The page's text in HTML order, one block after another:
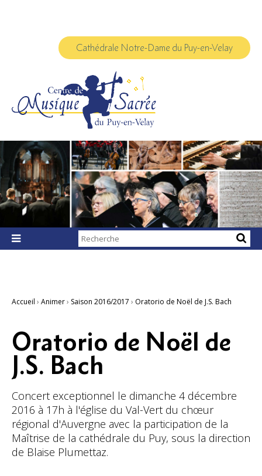
Cathédrale Notre-Dame du Puy-en-Velay

Chercher par
Recherche
Accueil › Animer› Saison 2016/2017 › Oratorio de Noël de J.S. Bach
Oratorio de Noël de
J.S. Bach
Concert exceptionnel le dimanche 4 décembre
2016 à 17h à l'église du Val-Vert du chœur
régional d'Auvergne avec la participation de la
Maîtrise de la cathédrale du Puy, sous la direction
de Blaise Plumettaz.